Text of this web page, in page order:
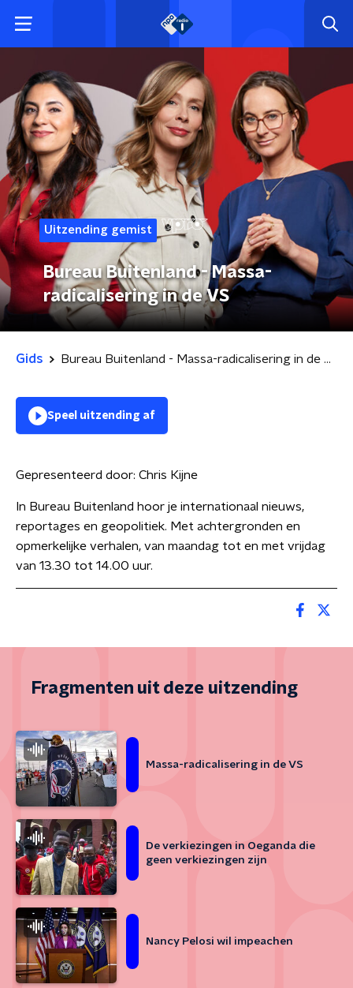
Uitzending gemist
Bureau Buitenland - Massa-
radicalisering in de VS
Gids Bureau Buitenland - Massa-radicalisering in de VS
Speel uitzending af
Gepresenteerd door: Chris Kijne
In Bureau Buitenland hoor je internationaal nieuws,
reportages en geopolitiek. Met achtergronden en
opmerkelijke verhalen, van maandag tot en met vrijdag
van 13.30 tot 14.00 uur.
Fragmenten uit deze uitzending
Massa-radicalisering in de VS
De verkiezingen in Oeganda die
geen verkiezingen zijn
Nancy Pelosi wil impeachen